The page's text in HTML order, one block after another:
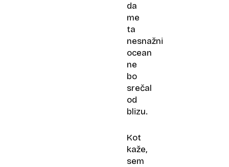
da
me
ta
nesnažni
ocean
ne
bo
srečal
od
blizu.
Kot
kaže,
sem